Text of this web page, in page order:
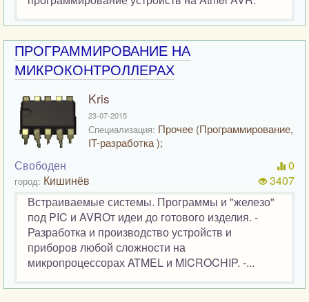
ПРОГРАММИРОВАНИЕ НА
МИКРОКОНТРОЛЛЕРАХ
Kris
23-07-2015
Специализация: Прочее (Программирование,
IT-разработка );
Свободен
город: Кишинёв
0
3407
Встраиваемые системы. Программы и "железо"
под PIC и AVRОт идеи до готового изделия. -
Разработка и производство устройств и
приборов любой сложности на
микропроцессорах ATMEL и MICROCHIP. -...